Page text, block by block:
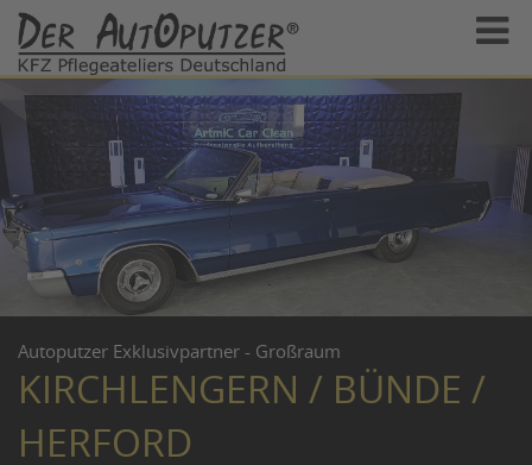
Autoputzer Exklusivpartner - Großraum
KIRCHLENGERN / BÜNDE /
HERFORD